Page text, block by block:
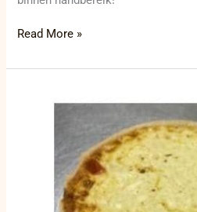
Read More »
allergeen:
consumenten
gewaarschuwd